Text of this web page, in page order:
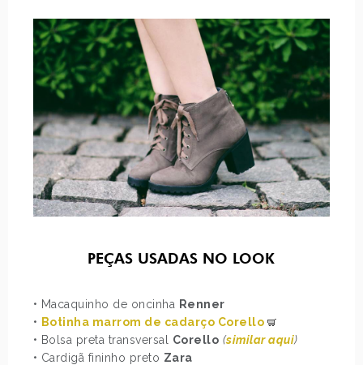
PEÇAS USADAS NO LOOK
• Macaquinho de oncinha Renner
• Botinha marrom de cadarço Corello
• Bolsa preta transversal Corello (similar aqui)
• Cardigã fininho preto Zara